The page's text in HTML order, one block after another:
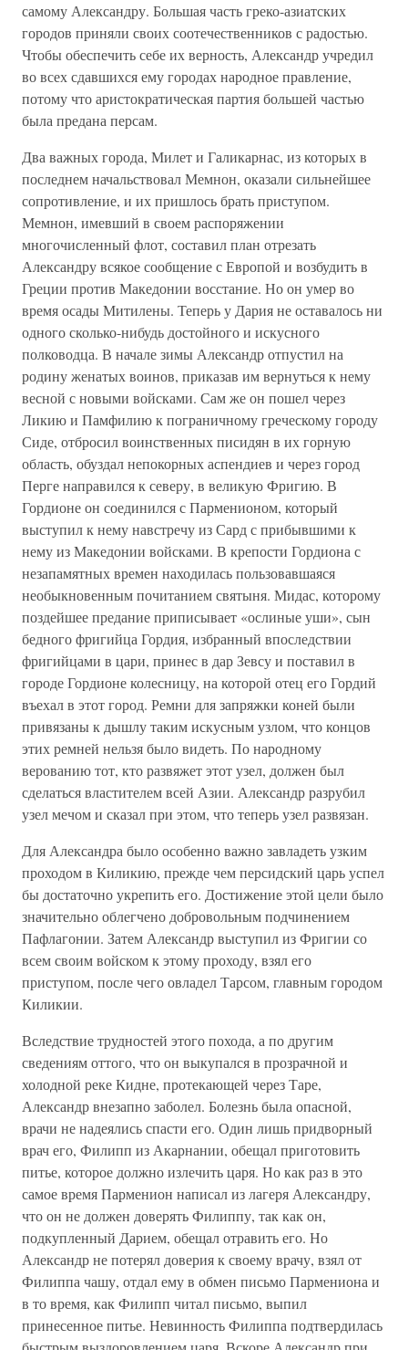
самому Александру. Большая часть греко-азиатских
городов приняли своих соотечественников с радостью.
Чтобы обеспечить себе их верность, Александр учредил
во всех сдавшихся ему городах народное правление,
потому что аристократическая партия большей частью
была предана персам.
Два важных города, Милет и Галикарнас, из которых в
последнем начальствовал Мемнон, оказали сильнейшее
сопротивление, и их пришлось брать приступом.
Мемнон, имевший в своем распоряжении
многочисленный флот, составил план отрезать
Александру всякое сообщение с Европой и возбудить в
Греции против Македонии восстание. Но он умер во
время осады Митилены. Теперь у Дария не оставалось ни
одного сколько-нибудь достойного и искусного
полководца. В начале зимы Александр отпустил на
родину женатых воинов, приказав им вернуться к нему
весной с новыми войсками. Сам же он пошел через
Ликию и Памфилию к пограничному греческому городу
Сиде, отбросил воинственных писидян в их горную
область, обуздал непокорных аспендиев и через город
Перге направился к северу, в великую Фригию. В
Гордионе он соединился с Парменионом, который
выступил к нему навстречу из Сард с прибывшими к
нему из Македонии войсками. В крепости Гордиона с
незапамятных времен находилась пользовавшаяся
необыкновенным почитанием святыня. Мидас, которому
поздейшее предание приписывает «ослиные уши», сын
бедного фригийца Гордия, избранный впоследствии
фригийцами в цари, принес в дар Зевсу и поставил в
городе Гордионе колесницу, на которой отец его Гордий
въехал в этот город. Ремни для запряжки коней были
привязаны к дышлу таким искусным узлом, что концов
этих ремней нельзя было видеть. По народному
верованию тот, кто развяжет этот узел, должен был
сделаться властителем всей Азии. Александр разрубил
узел мечом и сказал при этом, что теперь узел развязан.
Для Александра было особенно важно завладеть узким
проходом в Киликию, прежде чем персидский царь успел
бы достаточно укрепить его. Достижение этой цели было
значительно облегчено добровольным подчинением
Пафлагонии. Затем Александр выступил из Фригии со
всем своим войском к этому проходу, взял его
приступом, после чего овладел Тарсом, главным городом
Киликии.
Вследствие трудностей этого похода, а по другим
сведениям оттого, что он выкупался в прозрачной и
холодной реке Кидне, протекающей через Таре,
Александр внезапно заболел. Болезнь была опасной,
врачи не надеялись спасти его. Один лишь придворный
врач его, Филипп из Акарнании, обещал приготовить
питье, которое должно излечить царя. Но как раз в это
самое время Парменион написал из лагеря Александру,
что он не должен доверять Филиппу, так как он,
подкупленный Дарием, обещал отравить его. Но
Александр не потерял доверия к своему врачу, взял от
Филиппа чашу, отдал ему в обмен письмо Пармениона и
в то время, как Филипп читал письмо, выпил
принесенное питье. Невинность Филиппа подтвердилась